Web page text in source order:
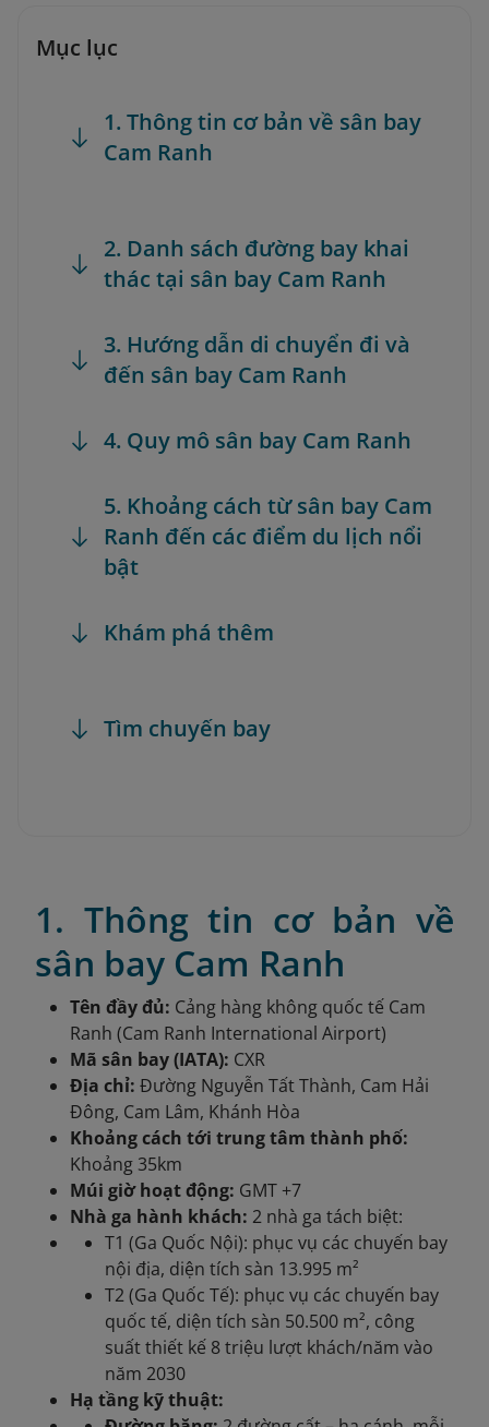
Mục lục
1. Thông tin cơ bản về sân bay
Cam Ranh
2. Danh sách đường bay khai
thác tại sân bay Cam Ranh
3. Hướng dẫn di chuyển đi và
đến sân bay Cam Ranh
4. Quy mô sân bay Cam Ranh
5. Khoảng cách từ sân bay Cam
Ranh đến các điểm du lịch nổi
bật
Khám phá thêm
Tìm chuyến bay
1. Thông tin cơ bản về
sân bay Cam Ranh
Tên đầy đủ: Cảng hàng không quốc tế Cam
Ranh (Cam Ranh International Airport)
Mã sân bay (IATA): CXR
Địa chỉ: Đường Nguyễn Tất Thành, Cam Hải
Đông, Cam Lâm, Khánh Hòa
Khoảng cách tới trung tâm thành phố:
Khoảng 35km
Múi giờ hoạt động: GMT +7
Nhà ga hành khách: 2 nhà ga tách biệt:
T1 (Ga Quốc Nội): phục vụ các chuyến bay
nội địa, diện tích sàn 13.995 m²
T2 (Ga Quốc Tế): phục vụ các chuyến bay
quốc tế, diện tích sàn 50.500 m², công
suất thiết kế 8 triệu lượt khách/năm vào
năm 2030
Hạ tầng kỹ thuật: